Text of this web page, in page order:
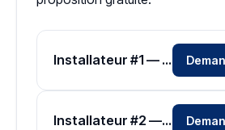
Installateur #1 — Zone Hautes-Pyrénées
Installateur #2 — Zone Hautes-Pyrénées